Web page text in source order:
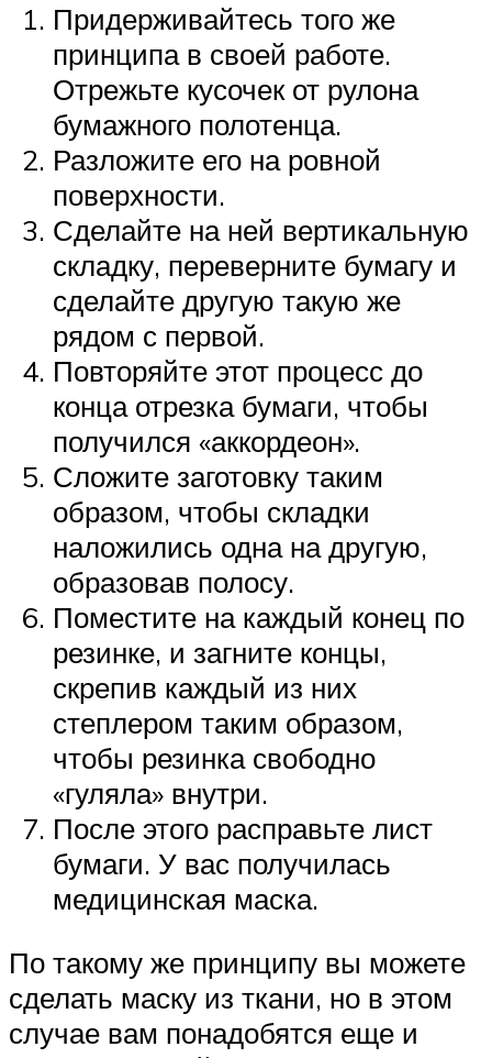
Придерживайтесь того же
принципа в своей работе.
Отрежьте кусочек от рулона
бумажного полотенца.
Разложите его на ровной
поверхности.
Сделайте на ней вертикальную
складку, переверните бумагу и
сделайте другую такую же
рядом с первой.
Повторяйте этот процесс до
конца отрезка бумаги, чтобы
получился «аккордеон».
Сложите заготовку таким
образом, чтобы складки
наложились одна на другую,
образовав полосу.
Поместите на каждый конец по
резинке, и загните концы,
скрепив каждый из них
степлером таким образом,
чтобы резинка свободно
«гуляла» внутри.
После этого расправьте лист
бумаги. У вас получилась
медицинская маска.
По такому же принципу вы можете
сделать маску из ткани, но в этом
случае вам понадобятся еще и